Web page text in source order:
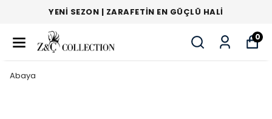
YENI SEZON | ZARAFETIN EN GÜÇLÜ HALI
0
Abaya